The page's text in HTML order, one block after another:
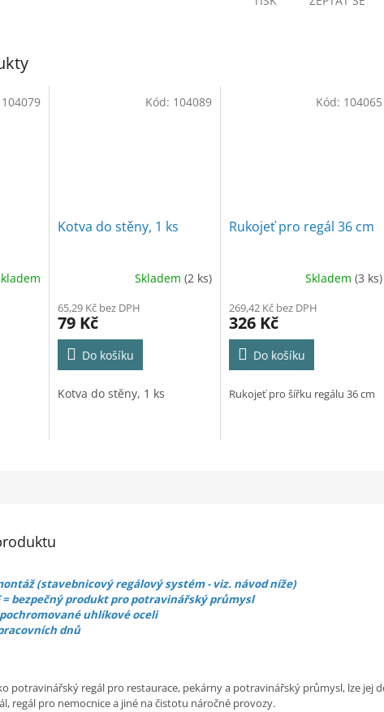
A
104079
Kotva do stěny, 1 ks
Skladem (2 ks)
65,29 Kč bez DPH
79 Kč
Do košíku
Kotva do stěny, 1 ks
Kód: 104089
Rukojeť pro regál 36 cm
Skladem(3 ks)
269,42 Kč bez DPH
326 Kč
Do košíku
Rukojeť pro šířku regálu 36 cm
Kód: 104065
(stavebnicový regálový systém - viz. návod níže)
= bezpečný produkt pro potravinářský průmysl
uhlíkové oceli
dnů
potravinářský regál pro restaurace, pekárny a potravinářský průmysl, lze jej
regál pro nemocnice a jiné na čistotu náročné provozy.